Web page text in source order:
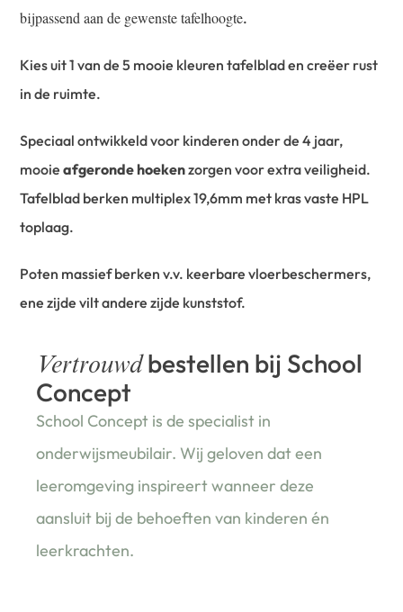
bijpassend aan de gewenste tafelhoogte.
Kies uit 1 van de 5 mooie kleuren tafelblad en creëer rust
in de ruimte.
Speciaal ontwikkeld voor kinderen onder de 4 jaar,
mooieafgeronde hoekenzorgen voor extra veiligheid.
Tafelblad berken multiplex 19,6mm met kras vaste HPL
toplaag.
Poten massief berken v.v. keerbare vloerbeschermers,
ene zijde vilt andere zijde kunststof.
Vertrouwdbestellen bij School
Concept
School Concept is de specialist in
onderwijsmeubilair. Wij geloven dat een
leeromgeving inspireert wanneer deze
aansluit bij de behoeften van kinderen én
leerkrachten.